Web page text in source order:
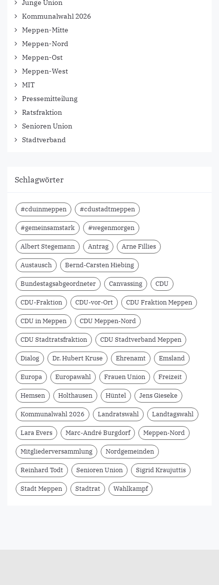
Junge Union
Kommunalwahl 2026
Meppen-Mitte
Meppen-Nord
Meppen-Ost
Meppen-West
MIT
Pressemitteilung
Ratsfraktion
Senioren Union
Stadtverband
Schlagwörter
#cduinmeppen #cdustadtmeppen
#gemeinsamstark #wegenmorgen
Albert Stegemann Antrag Arne Fillies
Austausch Bernd-Carsten Hiebing
Bundestagsabgeordneter Canvassing CDU
CDU-Fraktion CDU-vor-Ort CDU Fraktion Meppen
CDU in Meppen CDU Meppen-Nord
CDU Stadtratsfraktion CDU Stadtverband Meppen
Dialog Dr. Hubert Kruse Ehrenamt Emsland
Europa Europawahl Frauen Union Freizeit
Hemsen Holthausen Hüntel Jens Gieseke
Kommunalwahl 2026 Landratswahl Landtagswahl
Lara Evers Marc-André Burgdorf Meppen-Nord
Mitgliederversammlung Nordgemeinden
Reinhard Todt Senioren Union Sigrid Kraujuttis
Stadt Meppen Stadtrat Wahlkampf